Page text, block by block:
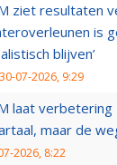
ziet resultaten
is
blijven’
30-07-2026, 9:29
laat
maar de
2026, 8:22